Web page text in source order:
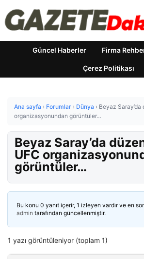
Güncel Haberler Firma
Çerez Politikası
Ana sayfa › Forumlar › Dünya › Beyaz
organizasyonundan görüntüler…
Beyaz Saray’da
UFC
görüntüler…
Bu konu 0 yanıt içerir, 1 izleyen vardır ve en
admin tarafından güncellenmiştir.
1 yazı görüntüleniyor (toplam 1)